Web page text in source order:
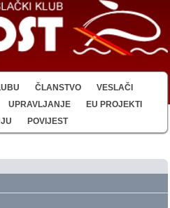
ČLANSTVO
VESLAČI
UPRAVLJANJE
EU PROJEKTI
POVIJEST